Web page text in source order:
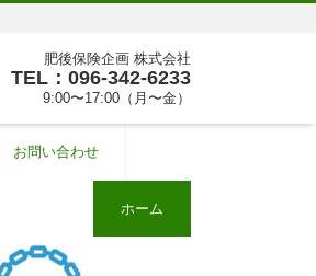
肥後保険企画 株式会社
TEL：096-342-6233
9:00〜17:00（月〜金）
お問い合わせ
ホーム